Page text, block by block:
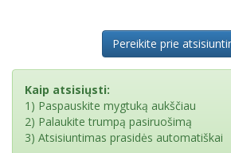
Pereikite prie
Kaip atsisiųsti:
1) Paspauskite mygtuką aukščiau
2) Palaukite trumpą pasiruošimą
3) Atsisiuntimas prasidės automatiškai